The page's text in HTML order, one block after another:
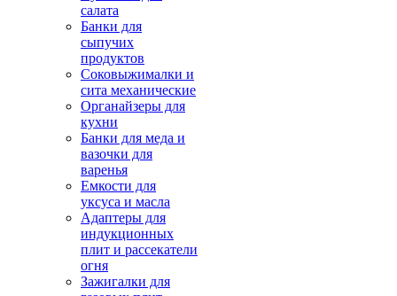
салата
Банки для
сыпучих
продуктов
Соковыжималки и
сита механические
Органайзеры для
кухни
Банки для меда и
вазочки для
варенья
Емкости для
уксуса и масла
Адаптеры для
индукционных
плит и рассекатели
огня
Зажигалки для